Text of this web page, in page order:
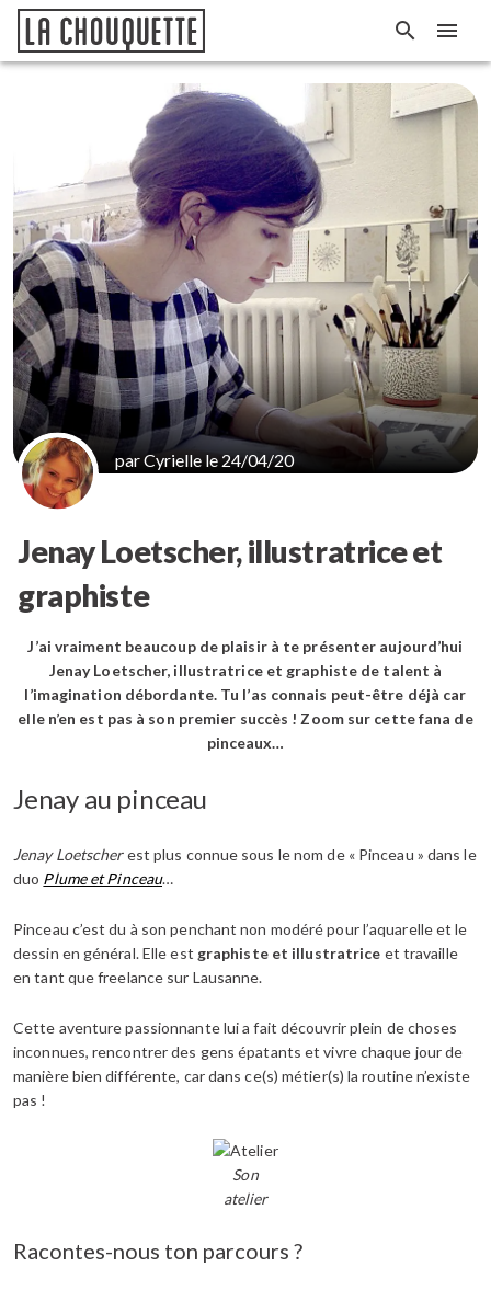
par Cyrielle le 24/04/20
Jenay Loetscher, illustratrice et
graphiste
J’ai vraiment beaucoup de plaisir à te présenter aujourd’hui
Jenay Loetscher, illustratrice et graphiste de talent à
l’imagination débordante. Tu l’as connais peut-être déjà car
elle n’en est pas à son premier succès ! Zoom sur cette fana de
pinceaux…
Jenay au pinceau
Jenay Loetscherest plus connue sous le nom de « Pinceau » dans le
duo Plume et Pinceau…
Pinceau c’est du à son penchant non modéré pour l’aquarelle et le
dessin en général. Elle est graphiste et illustratrice et travaille
en tant que freelance sur Lausanne.
Cette aventure passionnante lui a fait découvrir plein de choses
inconnues, rencontrer des gens épatants et vivre chaque jour de
manière bien différente, car dans ce(s) métier(s) la routine n’existe
pas !
Son
atelier
Racontes-nous ton parcours ?